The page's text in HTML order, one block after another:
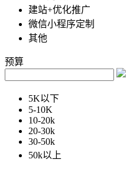
建站+优化推广
微信小程序定制
其他
预算
5K以下
5-10K
10-20k
20-30k
30-50k
50k以上